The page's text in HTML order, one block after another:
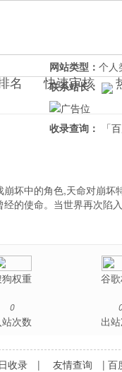
名 快速审核
网站类型： 个人
联系站长：
收录查询：
「
坏中的角色,天命对崩
的使命。当世界再次陷
权重 谷
0
站次数 出
收录 |友情查询 |百